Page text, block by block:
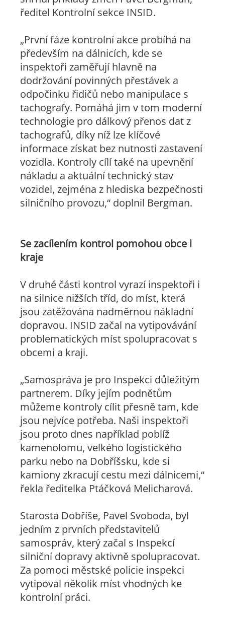
ředitel Kontrolní sekce INSID.
„První fáze kontrolní akce probíhá na
především na dálnicích, kde se
inspektoři zaměřují hlavně na
dodržování povinných přestávek a
odpočinku řidičů nebo manipulace s
tachografy. Pomáhá jim v tom moderní
technologie pro dálkový přenos dat z
tachografů, díky níž lze klíčové
informace získat bez nutnosti zastavení
vozidla. Kontroly cílí také na upevnění
nákladu a aktuální technický stav
vozidel, zejména z hlediska bezpečnosti
silničního provozu,“ doplnil Bergman.
Se zacílením kontrol pomohou obce i
kraje
V druhé části kontrol vyrazí inspektoři i
na silnice nižších tříd, do míst, která
jsou zatěžována nadměrnou nákladní
dopravou. INSID začal na vytipovávání
problematických míst spolupracovat s
obcemi a kraji.
„Samospráva je pro Inspekci důležitým
partnerem. Díky jejím podnětům
můžeme kontroly cílit přesně tam, kde
jsou nejvíce potřeba. Naši inspektoři
jsou proto dnes například poblíž
kamenolomu, velkého logistického
parku nebo na Dobříšsku, kde si
kamiony zkracují cestu mezi dálnicemi,“
řekla ředitelka Ptáčková Melicharová.
Starosta Dobříše, Pavel Svoboda, byl
jedním z prvních představitelů
samospráv, který začal s Inspekcí
silniční dopravy aktivně spolupracovat.
Za pomoci městské policie inspekci
vytipoval několik míst vhodných ke
kontrolní práci.